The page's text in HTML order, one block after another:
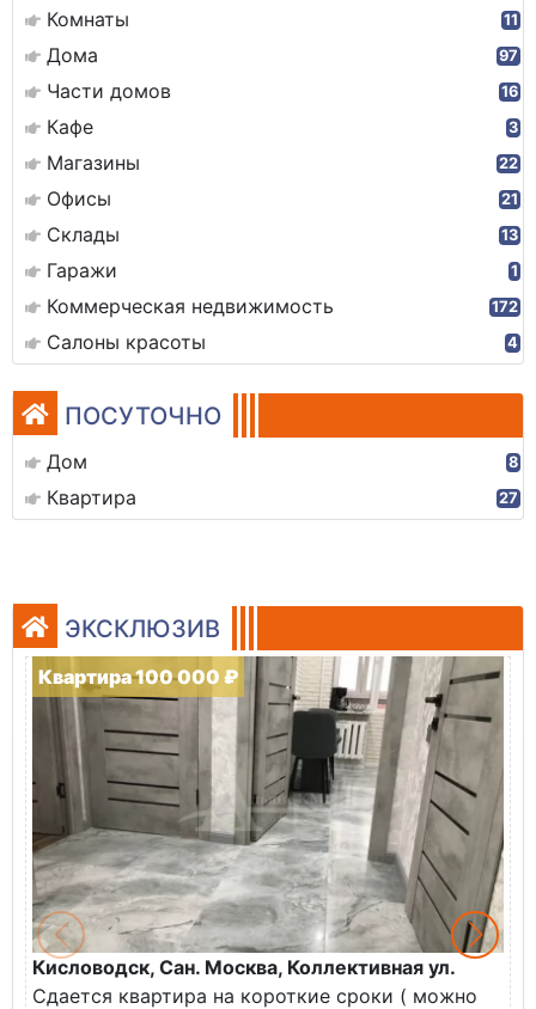
Комнаты 11
Дома 97
Части домов 16
Кафе 3
Магазины 22
Офисы 21
Склады 13
Гаражи 1
Коммерческая недвижимость 172
Салоны красоты 4
ПОСУТОЧНО
Дом 8
Квартира 27
ЭКСКЛЮЗИВ
Квартира 100 000 ₽
Кисловодск, Сан. Москва, Коллективная ул.
Сдается квартира на короткие сроки ( можно